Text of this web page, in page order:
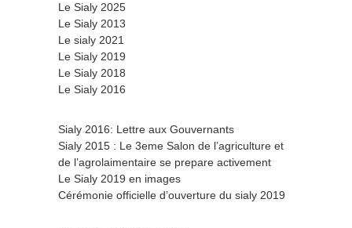
Le Sialy 2025
Le Sialy 2013
Le sialy 2021
Le Sialy 2019
Le Sialy 2018
Le Sialy 2016
Sialy 2016: Lettre aux Gouvernants
Sialy 2015 : Le 3eme Salon de l’agriculture et
de l’agrolaimentaire se prepare activement
Le Sialy 2019 en images
Cérémonie officielle d’ouverture du sialy 2019